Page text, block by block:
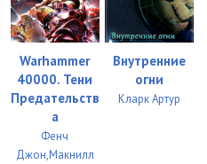
Warhammer
40000. Тени
Предательств
а
Фенч
Джон,Макнилл
Внутренние
огни
Кларк Артур